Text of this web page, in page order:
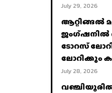
July 29, 2026
ആറ്റിങ്ങൽ
ജംഗ്ഷനിൽ
ടോറസ്
ലോറിക്കും
July 28, 2026